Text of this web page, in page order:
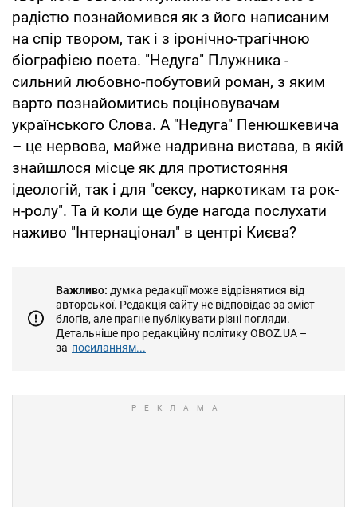
радістю познайомився як з його написаним
на спір твором, так і з іронічно-трагічною
біографією поета. "Недуга" Плужника -
сильний любовно-побутовий роман, з яким
варто познайомитись поціновувачам
українського Слова. А "Недуга" Пенюшкевича
– це нервова, майже надривна вистава, в якій
знайшлося місце як для протистояння
ідеологій, так і для "сексу, наркотикам та рок-
н-ролу". Та й коли ще буде нагода послухати
наживо "Інтернаціонал" в центрі Києва?
Важливо: думка редакції може відрізнятися від
авторської. Редакція сайту не відповідає за зміст
блогів, але прагне публікувати різні погляди.
Детальніше про редакційну політику OBOZ.UA –
за посиланням...